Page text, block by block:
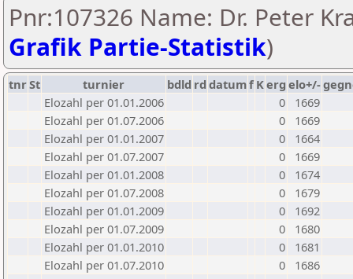
Pnr:107326 Name: Dr. Peter
Grafik Partie-Statistik)
tnrSt turnier bdld rd datumf Kerg elo+/-
Elozahl per 01.01.2006
0
1669
Elozahl per 01.07.2006
0
1669
Elozahl per 01.01.2007
0
1664
Elozahl per 01.07.2007
0
1669
Elozahl per 01.01.2008
0
1674
Elozahl per 01.07.2008
0
1679
Elozahl per 01.01.2009
0
1692
Elozahl per 01.07.2009
0
1680
Elozahl per 01.01.2010
0
1681
Elozahl per 01.07.2010
0
1686